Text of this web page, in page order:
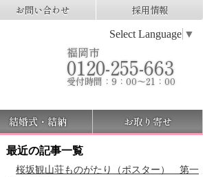
お問い合わせ 採用情報
Select Language ▼
福岡市
0120-255-663
受付時間：9：00～21：00
結婚式・結納 お取り寄せ
最近の記事一覧
桜坂観山荘ものがたり（ポスター） 第一